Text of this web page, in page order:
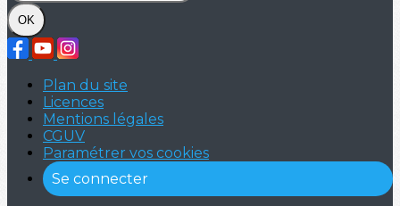
OK
Plan du site
Licences
Mentions légales
CGUV
Paramétrer vos cookies
Se connecter